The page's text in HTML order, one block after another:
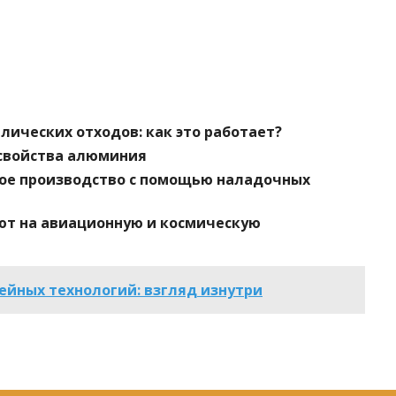
отходов: как это работает?
алюминия
производство с помощью наладочных
на авиационную и космическую
технологий: взгляд изнутри